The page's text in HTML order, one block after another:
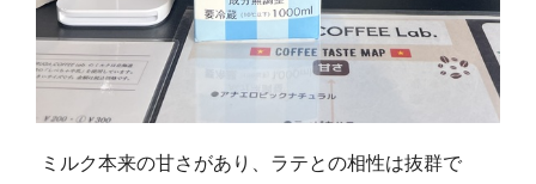
ミルク本来の甘さがあり、ラテとの相性は抜群で